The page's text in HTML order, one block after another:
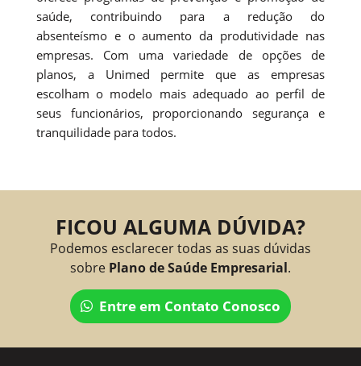
saúde, contribuindo para a redução do
absenteísmo e o aumento da produtividade nas
empresas. Com uma variedade de opções de
planos, a Unimed permite que as empresas
escolham o modelo mais adequado ao perfil de
seus funcionários, proporcionando segurança e
tranquilidade para todos.
FICOU ALGUMA DÚVIDA?
Podemos esclarecer todas as suas dúvidas
sobre Plano de Saúde Empresarial.
Entre em Contato Conosco